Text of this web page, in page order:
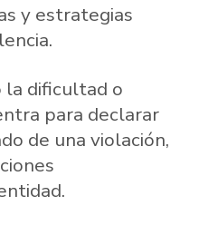
y estrategias
la dificultad o
para declarar
de una violación,